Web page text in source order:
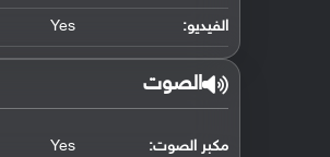
الفيديو: Yes
الصوت
مكبر الصوت: Yes